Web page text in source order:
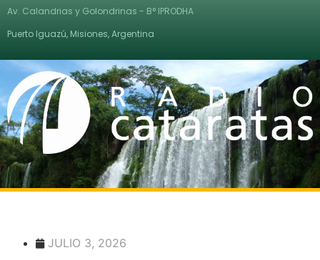
Av. Calandrias y Golondrinas - B° IPRODHA
Puerto Iguazú, Misiones, Argentina
JULIO 3, 2026